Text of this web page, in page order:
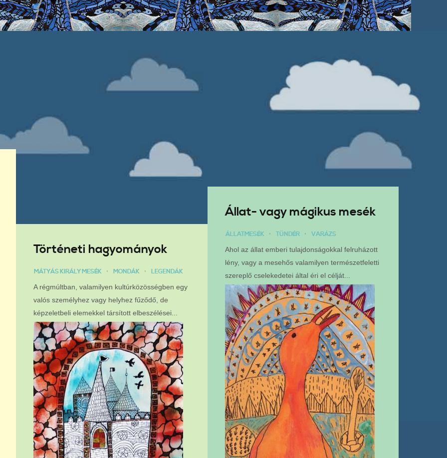
Történeti hagyományok
MÁTYÁS KIRÁLY MESÉK MONDÁK LEGENDÁK
A régmúltban, valamilyen kultúrközösségben egy
valós személyhez vagy helyhez fűződő, de
képzeletbeli elemekkel társított elbeszélései...
Állat- vagy mágikus mesék
ÁLLATMESÉK TÜNDÉR VARÁZS
Ahol az állat emberi tulajdonságokkal felruházott
lény, vagy a mesehős valamilyen természetfeletti
szereplő cselekedetei által éri el célját...